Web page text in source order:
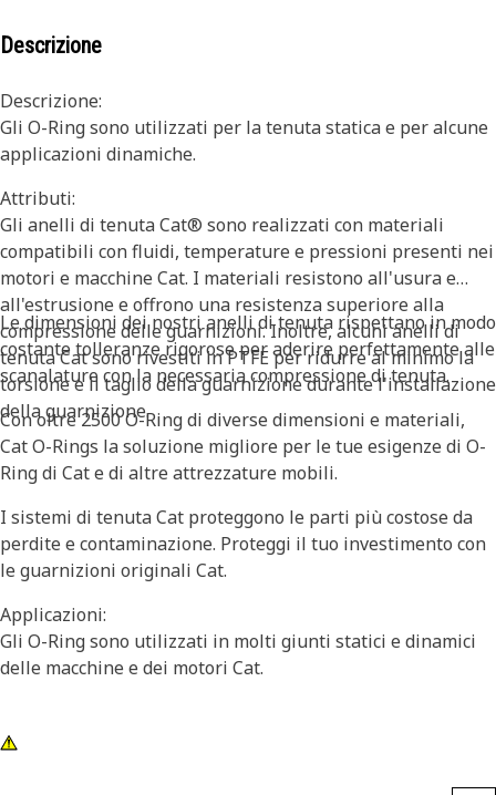
Descrizione
Descrizione:
Gli O-Ring sono utilizzati per la tenuta statica e per alcune
applicazioni dinamiche.
Attributi:
Gli anelli di tenuta Cat® sono realizzati con materiali
compatibili con fluidi, temperature e pressioni presenti nei
motori e macchine Cat. I materiali resistono all'usura e
all'estrusione e offrono una resistenza superiore alla
compressione delle guarnizioni. Inoltre, alcuni anelli di
tenuta Cat sono rivestiti in PTFE per ridurre al minimo la
torsione e il taglio della guarnizione durante l'installazione
della guarnizione.
Le dimensioni dei nostri anelli di tenuta rispettano in modo
costante tolleranze rigorose per aderire perfettamente alle
scanalature con la necessaria compressione di tenuta.
Con oltre 2500 O-Ring di diverse dimensioni e materiali,
Cat O-Rings la soluzione migliore per le tue esigenze di O-
Ring di Cat e di altre attrezzature mobili.
I sistemi di tenuta Cat proteggono le parti più costose da
perdite e contaminazione. Proteggi il tuo investimento con
le guarnizioni originali Cat.
Applicazioni:
Gli O-Ring sono utilizzati in molti giunti statici e dinamici
delle macchine e dei motori Cat.